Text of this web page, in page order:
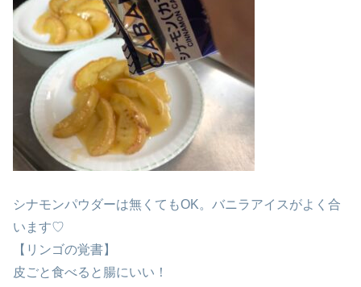
シナモンパウダーは無くてもOK。バニラアイスがよく合
います♡
【リンゴの覚書】
皮ごと食べると腸にいい！